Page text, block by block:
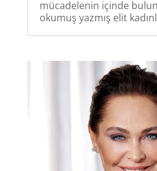
mücadelenin içinde
okumuş yazmış elit